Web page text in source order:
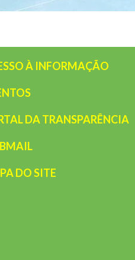
À INFORMAÇÃO
DA TRANSPARÊNCIA
DO SITE